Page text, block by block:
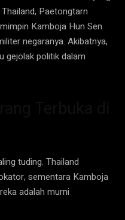
Paetongtarn
Kamboja Hun Sen
negaranya. Akibatnya,
gejolak politik dalam
tuding. Thailand
sementara Kamboja
adalah murni